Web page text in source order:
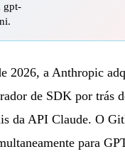
gpt-
2026, a Anthropic
de SDK por trás
da API Claude. O
para